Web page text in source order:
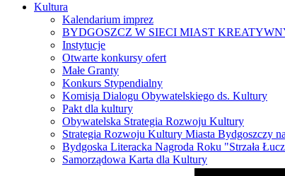
Kultura
Kalendarium imprez
BYDGOSZCZ W SIECI MIAST
Instytucje
Otwarte konkursy ofert
Małe Granty
Konkurs Stypendialny
Komisja Dialogu Obywatelskiego ds. Kultury
Pakt dla kultury
Obywatelska Strategia Rozwoju Kultury
Strategia Rozwoju Kultury Miasta Bydgoszczy
Bydgoska Literacka Nagroda Roku "Strzała
Samorządowa Karta dla Kultury